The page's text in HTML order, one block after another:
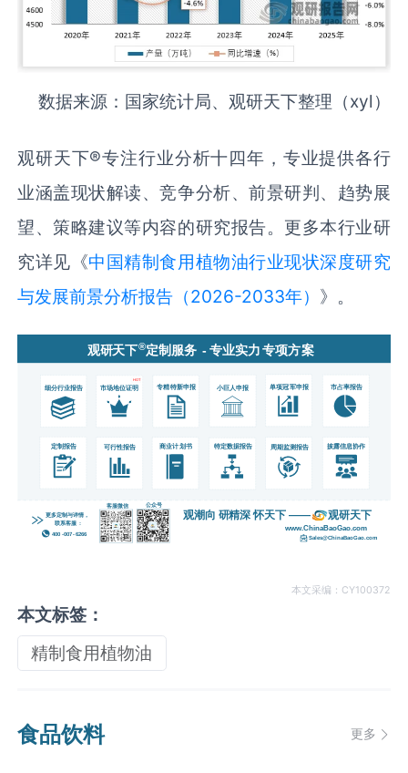
数据来源：国家统计局、观研天下整理（xyl）
观研天下®专注行业分析十四年，专业提供各行
业涵盖现状解读、竞争分析、前景研判、趋势展
望、策略建议等内容的研究报告。更多本行业研
究详见《中国精制食用植物油行业现状深度研究
与发展前景分析报告（2026-2033年） 》。
本文采编：CY100372
本文标签：
精制食用植物油
食品饮料 更多